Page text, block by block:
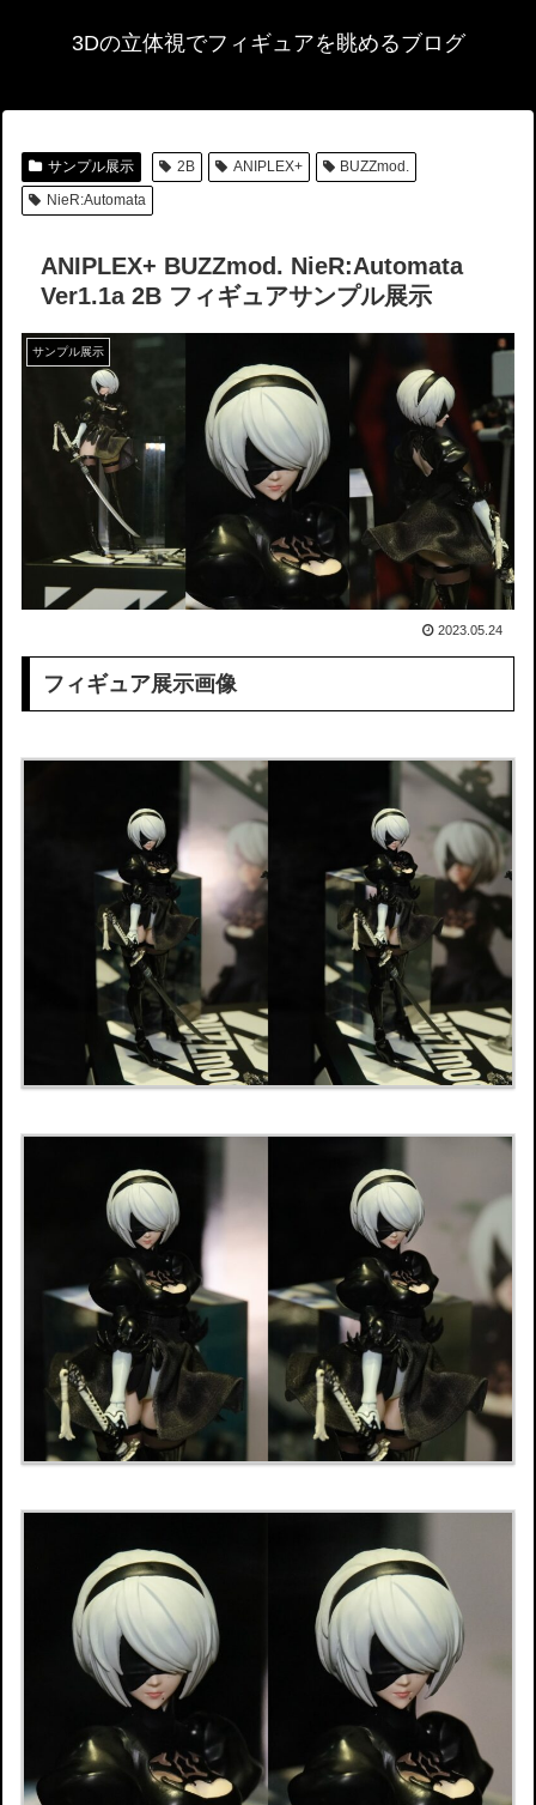
3Dの立体視でフィギュアを眺めるブログ
サンプル展示 2B ANIPLEX+
BUZZmod.
NieR:Automata
ANIPLEX+ BUZZmod. NieR:Automata
Ver1.1a 2B フィギュアサンプル展示
サンプル展示
2023.05.24
フィギュア展示画像